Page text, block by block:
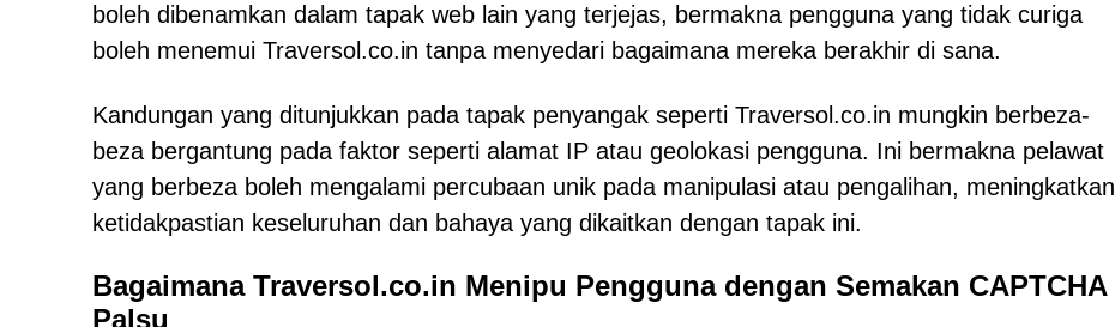
boleh dibenamkan dalam tapak web lain yang terjejas, bermakna pengguna yang tidak curiga
boleh menemui Traversol.co.in tanpa menyedari bagaimana mereka berakhir di sana.
Kandungan yang ditunjukkan pada tapak penyangak seperti Traversol.co.in mungkin berbeza-
beza bergantung pada faktor seperti alamat IP atau geolokasi pengguna. Ini bermakna pelawat
yang berbeza boleh mengalami percubaan unik pada manipulasi atau pengalihan, meningkatkan
ketidakpastian keseluruhan dan bahaya yang dikaitkan dengan tapak ini.
Bagaimana Traversol.co.in Menipu Pengguna dengan Semakan CAPTCHA
Palsu